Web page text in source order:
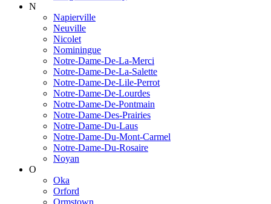
N
Napierville
Neuville
Nicolet
Nominingue
Notre-Dame-De-La-Merci
Notre-Dame-De-La-Salette
Notre-Dame-De-Lile-Perrot
Notre-Dame-De-Lourdes
Notre-Dame-De-Pontmain
Notre-Dame-Des-Prairies
Notre-Dame-Du-Laus
Notre-Dame-Du-Mont-Carmel
Notre-Dame-Du-Rosaire
Noyan
O
Oka
Orford
Ormstown